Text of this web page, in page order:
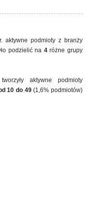
1
aktywne podmioty z branży
podzielić na 4różne grupy
aktywne podmioty
10 do 49(1,6% podmiotów)